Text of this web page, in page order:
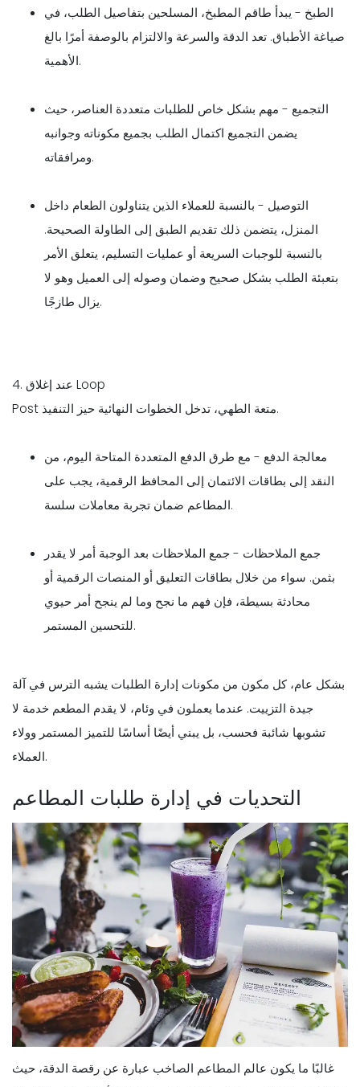
الطبخ - يبدأ طاقم المطبخ، المسلحين بتفاصيل الطلب، في
صياغة الأطباق. تعد الدقة والسرعة والالتزام بالوصفة أمرًا بالغ
الأهمية.
التجميع - مهم بشكل خاص للطلبات متعددة العناصر، حيث
يضمن التجميع اكتمال الطلب بجميع مكوناته وجوانبه
ومرافقاته.
التوصيل - بالنسبة للعملاء الذين يتناولون الطعام داخل
المنزل، يتضمن ذلك تقديم الطبق إلى الطاولة الصحيحة.
بالنسبة للوجبات السريعة أو عمليات التسليم، يتعلق الأمر
بتعبئة الطلب بشكل صحيح وضمان وصوله إلى العميل وهو لا
يزال طازجًا.
4. عند إغلاق Loop
Post متعة الطهي، تدخل الخطوات النهائية حيز التنفيذ.
معالجة الدفع - مع طرق الدفع المتعددة المتاحة اليوم، من
النقد إلى بطاقات الائتمان إلى المحافظ الرقمية، يجب على
المطاعم ضمان تجربة معاملات سلسة.
جمع الملاحظات - جمع الملاحظات بعد الوجبة أمر لا يقدر
بثمن. سواء من خلال بطاقات التعليق أو المنصات الرقمية أو
محادثة بسيطة، فإن فهم ما نجح وما لم ينجح أمر حيوي
للتحسين المستمر.
بشكل عام، كل مكون من مكونات إدارة الطلبات يشبه الترس في آلة
جيدة التزييت. عندما يعملون في وئام، لا يقدم المطعم خدمة لا
تشوبها شائبة فحسب، بل يبني أيضًا أساسًا للتميز المستمر وولاء
العملاء.
التحديات في إدارة طلبات المطاعم
غالبًا ما يكون عالم المطاعم الصاخب عبارة عن رقصة الدقة، حيث